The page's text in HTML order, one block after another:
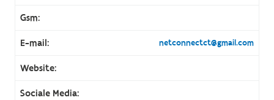
Gsm:
E-mail: netconnectct@gmail.com
Website:
Sociale Media: